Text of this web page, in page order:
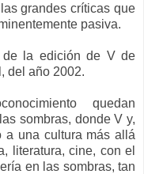
grandes críticas que
pasiva.
de la edición de V de
del año 2002.
quedan
sombras, donde V y,
a una cultura más allá
literatura, cine, con el
en las sombras, tan